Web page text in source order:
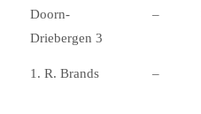
Doorn-
Driebergen 3
–
1. R. Brands –